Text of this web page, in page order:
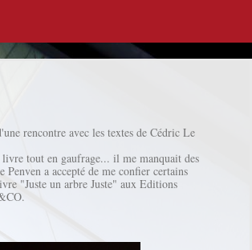
rencontre avec les textes de Cédric Le
livre tout en gaufrage... il me manquait des
Penven a accepté de me confier certains
"Juste un arbre Juste" aux Editions